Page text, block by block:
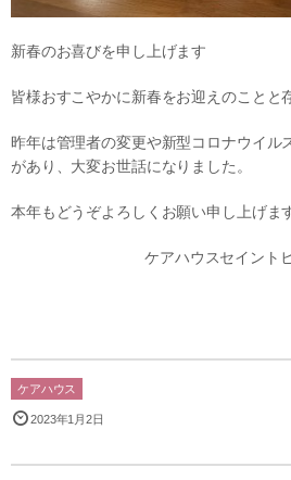
新春のお喜びを申し上げます
皆様おすこやかに新春をお迎えのことと
昨年は管理者の変更や新型コロナウイル
があり、大変お世話になりました。
本年もどうぞよろしくお願い申し上げま
ケアハウスセイン
ケアハウス
2023年1月2日